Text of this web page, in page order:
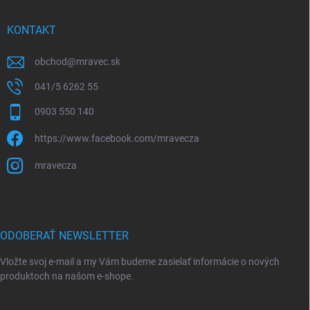
KONTAKT
obchod@mravec.sk
041/5 6262 55
0903 550 140
https://www.facebook.com/mravecza
mravecza
ODOBERAŤ NEWSLETTER
Vložte svoj e-mail a my Vám budeme zasielať informácie o nových
produktoch na našom e-shope.